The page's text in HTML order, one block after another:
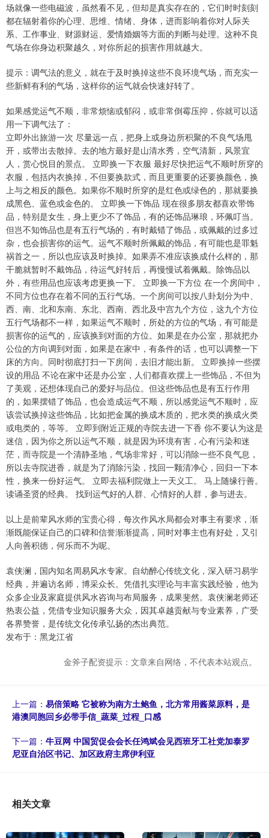
场就像一些电磁波，虽然看不见，但却是真实存在的，它们时时刻刻
都在辐射着你的心理、思维、情绪、身体，进而影响着你对人际关
系、工作事业、财源财运、爱情婚姻等方面的判断与处理。这种不良
气场在你身边积聚越久，对你所起的损害作用就越大。
提示：调气法的意义，就在于及时换掉这些不良环境气场，而充实一
些新鲜有利的气场，这样你的运气就会快速好转了。
如果感觉运气不顺，非常烦恼或郁闷，或非常倒霉压抑，你就可以适
用一下调气法了：
立即外出旅游一次 尽量远一点，把身上或身边所积聚的不良气场甩
开，或带出去散掉。去的地方最好是山清水秀，空气清新，风景宜
人，赏心悦目的景点。 立即换一下衣服 最好尽快把运气不顺时所穿的
衣服，包括内衣换掉，不但要换款式，而且更重要的还要换颜色，换
上与之相反的颜色。如果你不顺时所穿的是红色或绿色的，那就要换
成黑色、蓝色或金色的。 立即换一下饰品 现在很多朋友都喜欢带饰
品，特别是女生，身上更少不了饰品，有的还饰品琳琅，环佩叮当。
但岂不知饰品也是有五行气场的，有时戴错了饰品，或佩戴的过多过
杂，也会损害你的运气。运气不顺时所佩戴的饰品，有可能也是罪魁
祸首之一，所以也应该及时换掉。如果弄不准应该换成什么样的，那
干脆就暂时不戴饰品，待运气好转后，再慢慢试着佩戴。除饰品以
外，有些用品也应该考虑更换一下。 立即换一下方位 在一个房间中，
不同方位也存在着不同的五行气场。一个房间可以按八卦划分为中、
西、南、北和东南、东北、西南、西北及中宫九个方位，这九个方位
五行气场都不一样，如果运气不顺时，所处的方位的气场，有可能是
损害你的运气的，应该换到对面的方位。如果是在办公室，那就把办
公位的方向调到对面，如果是在家中，有条件的话，也可以调整一下
床的方向。同时彻底打扫一下房间，去旧才能出新。 立即换掉一些摆
设的用品 不论在家中还是办公室，人们都喜欢摆上一些饰品，不但为
了美观，还想体现自己的爱好与品位。但这些饰品也是有五行作用
的，如果摆错了饰品，也会造成运气不顺，所以感觉运气不顺时，应
该尝试换掉这些饰品，比如把金属的换成木质的，把水类的换成火类
或电类的，等等。 立即到附近正规的寺院去进一下香 你不要认为这是
迷信，因为你之所以运气不顺，就是因为环境有害，心有污染和迷
茫，而寺院是一个清静圣地，气场非常好，可以消除一些不良气息，
所以去寺院进香，就是为了消除污染，找回一颗清净心，回归一下本
性，换来一份好运气。 立即去福利院做上一天义工。 马上随缘行善。
读诵圣贤的经典。 找到运气好的人群、心情好的人群，参与进去。
以上是前辈风水师的宝贵心得，每次作风水局都会对事主有要求，渐
渐既能保证自己的口碑和信誉渐渐提高，同时对事主也有好处，又引
人向善积德，何乐而不为呢。
袁侠澜，国内知名周易风水专家。自幼醉心传统文化，深入研习易学
经典，并遍访名师，博采众长。凭借扎实理论与丰富实践经验，他为
众多企业及家庭提供风水咨询与布局服务，成果斐然。袁侠澜老师还
热衷公益，凭借专业知识服务大众，因其卓越贡献与专业素养，广受
各界赞誉，是传统文化传承弘扬的杰出典范。
发布于：黑龙江省
金斧子配资提示：文章来自网络，不代表本站观点。
上一篇： 易倍策略 它被称为南方土鲍鱼，北方常用酱菜原料，是
港澳同胞回乡必带手信_蔬菜_过程_口感
下一篇： 牛豆网 中国贸促会会长任鸿斌会见西班牙工社党加泰罗
尼亚自治区书记、加区政府主席伊利亚
相关文章